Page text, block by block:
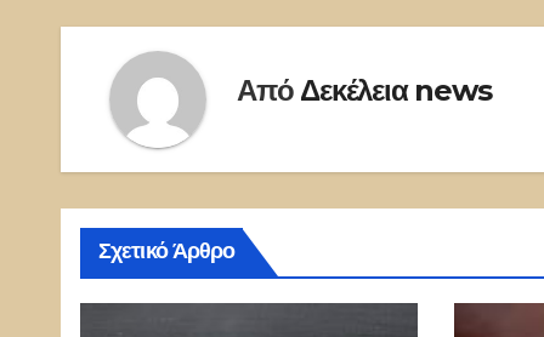
Από Δεκέλεια news
Σχετικό Άρθρο